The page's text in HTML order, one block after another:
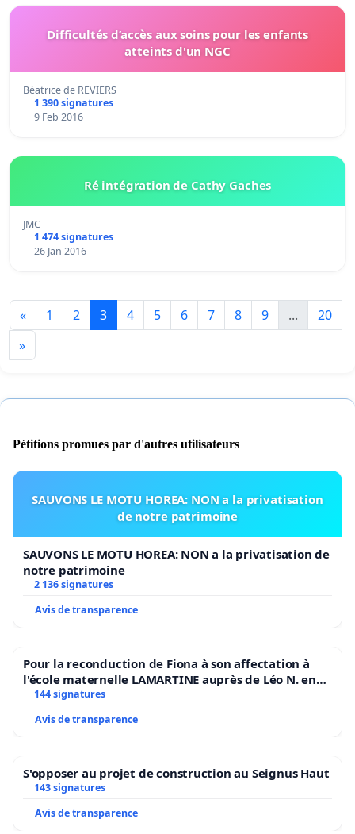
Difficultés d’accès aux soins pour les enfants
atteints d'un NGC
Béatrice de REVIERS
1 390 signatures
9 Feb 2016
Ré intégration de Cathy Gaches
JMC
1 474 signatures
26 Jan 2016
« 1 2 3 4 5 6 7 8 9 ...
20
»
Pétitions promues par d'autres utilisateurs
SAUVONS LE MOTU HOREA: NON a la privatisation
de notre patrimoine
SAUVONS LE MOTU HOREA: NON a la privatisation de
notre patrimoine
2 136 signatures
Avis de transparence
Pour la reconduction de Fiona à son affectation à
l'école maternelle LAMARTINE auprès de Léo N. en
2026/2027
144 signatures
Avis de transparence
S'opposer au projet de construction au Seignus Haut
143 signatures
Avis de transparence